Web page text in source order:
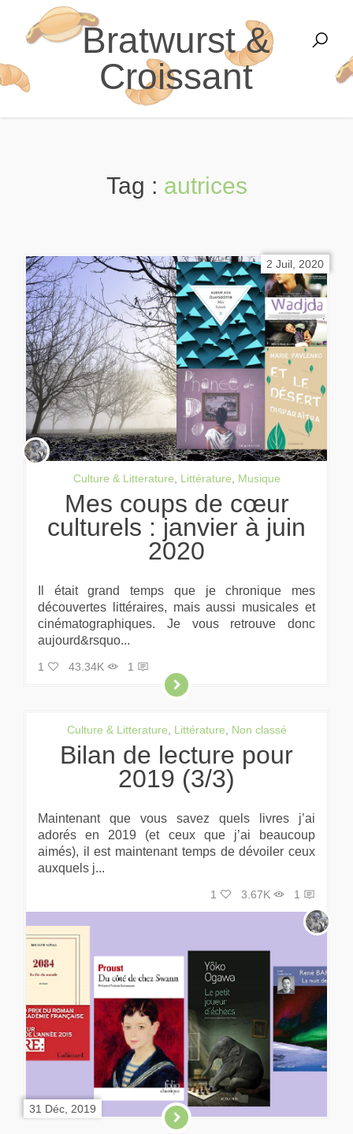
Bratwurst &
Croissant
Tag : autrices
2 Juil, 2020
Culture & Litterature Littérature Musique
Mes coups de cœur
culturels : janvier à juin
2020
Il était grand temps que je chronique mes
découvertes littéraires, mais aussi musicales et
cinématographiques. Je vous retrouve donc
aujourd&rsquo...
1 43.34K 1
Culture & Litterature Littérature Non classé
Bilan de lecture pour
2019 (3/3)
Maintenant que vous savez quels livres j’ai
adorés en 2019 (et ceux que j’ai beaucoup
aimés), il est maintenant temps de dévoiler ceux
auxquels j...
1 3.67K 1
31 Déc, 2019